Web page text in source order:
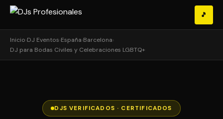
🎵
Inicio›DJ Eventos›España›Barcelona›
DJ para Bodas Civiles y Celebraciones LGBTQ+
DJS VERIFICADOS · CERTIFICADOS